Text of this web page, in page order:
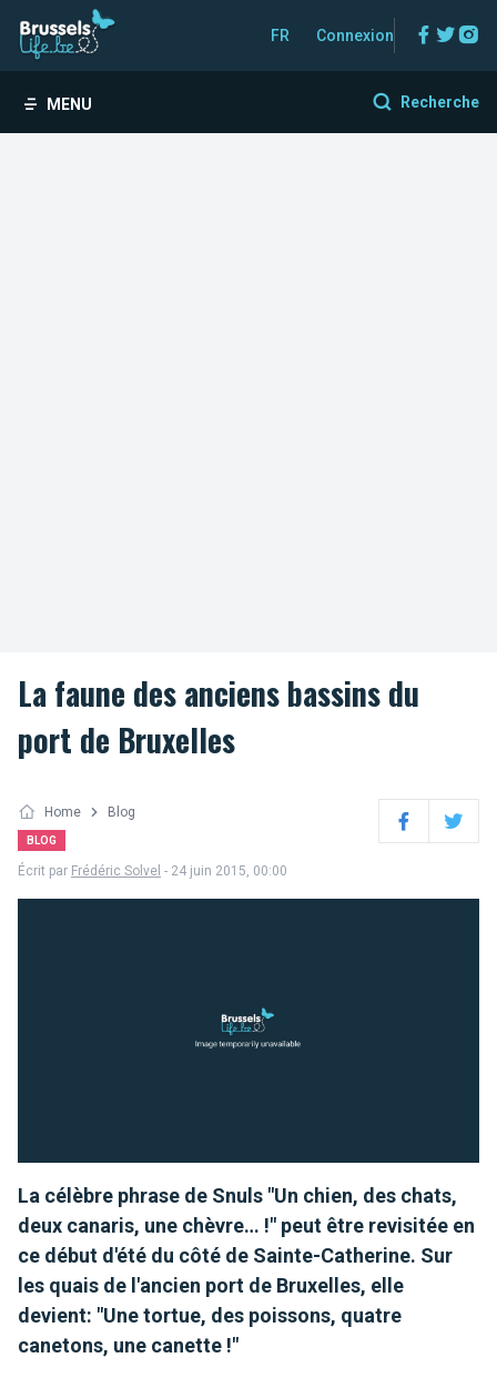
FR Connexion
MENU Recherche
La faune des anciens bassins du
port de Bruxelles
Home Blog
BLOG FacebookTwitter
Écrit par Frédéric Solvel - 24 juin 2015, 00:00
La célèbre phrase de Snuls "Un chien, des chats,
deux canaris, une chèvre… !" peut être revisitée en
ce début d'été du côté de Sainte-Catherine. Sur
les quais de l'ancien port de Bruxelles, elle
devient: "Une tortue, des poissons, quatre
canetons, une canette !"